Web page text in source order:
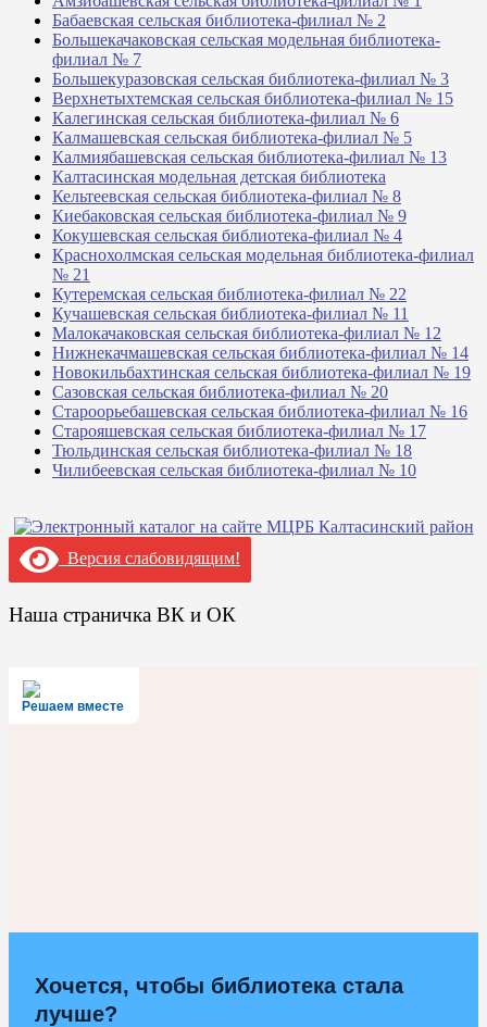
Бабаевская сельская библиотека-филиал № 2
Большекачаковская сельская модельная библиотека-
филиал № 7
Большекуразовская сельская библиотека-филиал № 3
Верхнетыхтемская сельская библиотека-филиал № 15
Калегинская сельская библиотека-филиал № 6
Калмашевская сельская библиотека-филиал № 5
Калмиябашевская сельская библиотека-филиал № 13
Калтасинская модельная детская библиотека
Кельтеевская сельская библиотека-филиал № 8
Киебаковская сельская библиотека-филиал № 9
Кокушевская сельская библиотека-филиал № 4
Краснохолмская сельская модельная библиотека-филиал
№ 21
Кутеремская сельская библиотека-филиал № 22
Кучашевская сельская библиотека-филиал № 11
Малокачаковская сельская библиотека-филиал № 12
Нижнекачмашевская сельская библиотека-филиал № 14
Новокильбахтинская сельская библиотека-филиал № 19
Сазовская сельская библиотека-филиал № 20
Староорьебашевская сельская библиотека-филиал № 16
Старояшевская сельская библиотека-филиал № 17
Тюльдинская сельская библиотека-филиал № 18
Чилибеевская сельская библиотека-филиал № 10
Версия слабовидящим!
Наша страничка ВК и ОК
Решаем вместе
Хочется, чтобы библиотека стала
лучше?